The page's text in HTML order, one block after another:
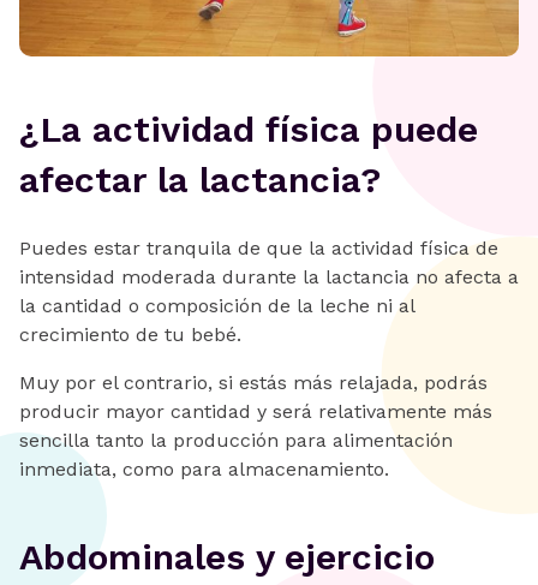
¿La actividad física puede
afectar la lactancia?
Puedes estar tranquila de que la actividad física de
intensidad moderada durante la lactancia no afecta a
la cantidad o composición de la leche ni al
crecimiento de tu bebé.
Muy por el contrario, si estás más relajada, podrás
producir mayor cantidad y será relativamente más
sencilla tanto la producción para alimentación
inmediata, como para almacenamiento.
Abdominales y ejercicio